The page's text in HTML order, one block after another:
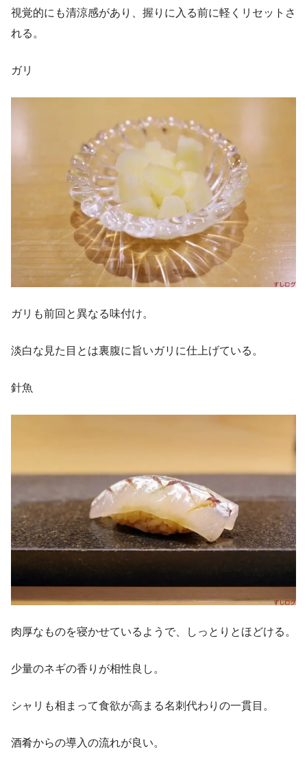
視覚的にも清涼感があり、握りに入る前に軽くリセットさ
れる。
ガリ
ガリも前回と異なる味付け。
淡白な見た目とは裏腹に旨いガリに仕上げている。
針魚
肉厚なものを寝かせているようで、しっとりとほどける。
少量のネギの香りが相性良し。
シャリも相まって食欲が高まる名刺代わりの一貫目。
酒肴からの導入の流れが良い。